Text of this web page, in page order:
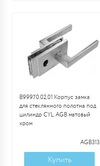
B99970.02.01 Корпус замка
для стеклянного полотна под
цилиндр CYL AGB матовый
хром
AGB313
Купить